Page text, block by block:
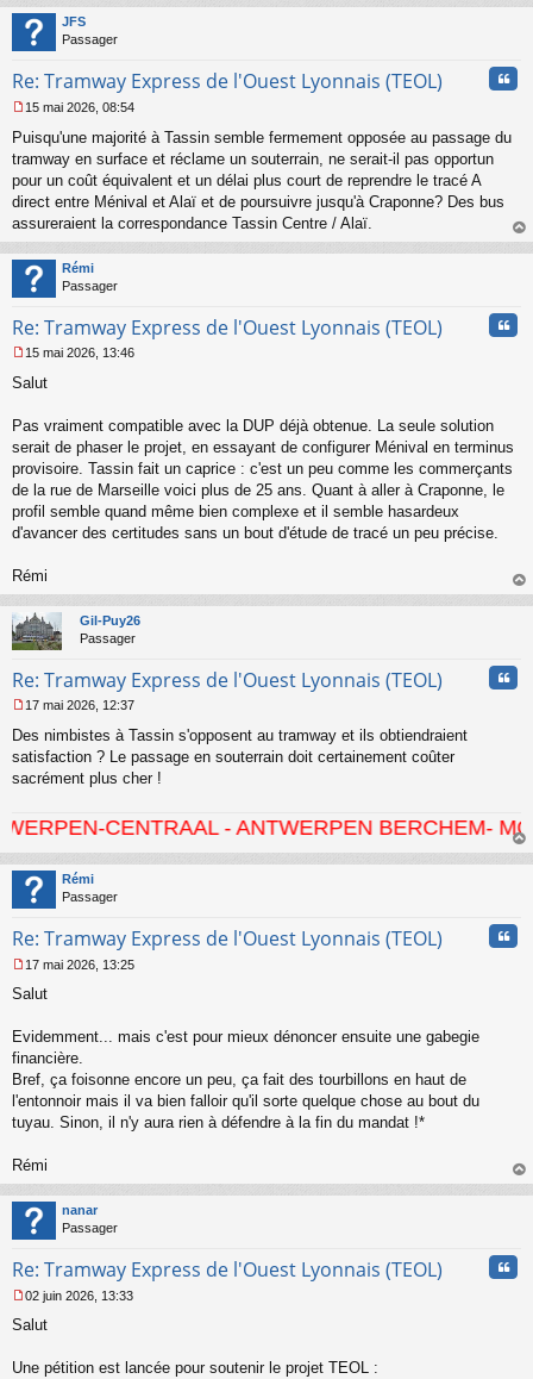
JFS
Passager
Re: Tramway Express de l'Ouest Lyonnais (TEOL)
e
s
g
e
n
o
n
l
15 mai 2026, 08:54
Puisqu'une majorité à Tassin semble fermement opposée au passage du
tramway en surface et réclame un souterrain, ne serait-il pas opportun
pour un coût équivalent et un délai plus court de reprendre le tracé A
direct entre Ménival et Alaï et de poursuivre jusqu'à Craponne? Des bus
assureraient la correspondance Tassin Centre / Alaï.
au
Rémi
Passager
Re: Tramway Express de l'Ouest Lyonnais (TEOL)
e
g
e
n
o
15 mai 2026, 13:46
Salut
Pas vraiment compatible avec la DUP déjà obtenue. La seule solution
serait de phaser le projet, en essayant de configurer Ménival en terminus
provisoire. Tassin fait un caprice : c'est un peu comme les commerçants
de la rue de Marseille voici plus de 25 ans. Quant à aller à Craponne, le
profil semble quand même bien complexe et il semble hasardeux
d'avancer des certitudes sans un bout d'étude de tracé un peu précise.
Rémi
au
Gil-Puy26
Passager
Re: Tramway Express de l'Ouest Lyonnais (TEOL)
e
s
s
e
o
n
17 mai 2026, 12:37
Des nimbistes à Tassin s'opposent au tramway et ils obtiendraient
satisfaction ? Le passage en souterrain doit certainement coûter
sacrément plus cher !
CENTRAAL - ANTWERPEN BERCHEM-
au
Rémi
Passager
Re: Tramway Express de l'Ouest Lyonnais (TEOL)
e
s
g
e
n
o
l
u
17 mai 2026, 13:25
Salut
Evidemment... mais c'est pour mieux dénoncer ensuite une gabegie
financière.
Bref, ça foisonne encore un peu, ça fait des tourbillons en haut de
l'entonnoir mais il va bien falloir qu'il sorte quelque chose au bout du
tuyau. Sinon, il n'y aura rien à défendre à la fin du mandat !*
Rémi
au
nanar
Passager
Re: Tramway Express de l'Ouest Lyonnais (TEOL)
e
s
02 juin 2026, 13:33
Salut
Une pétition est lancée pour soutenir le projet TEOL :